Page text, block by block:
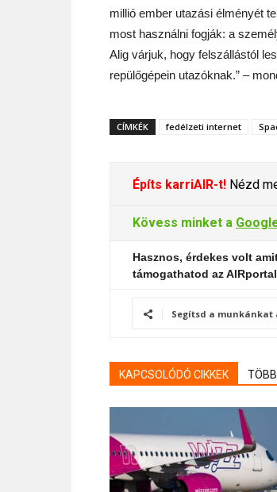
millió ember utazási élményét
most használni fogják: a
Alig várjuk, hogy felszállástól
repülőgépein utazóknak.” –
CÍMKÉK fedélzeti internet
Építs karriAIR-t! Nézd
Kövess minket a
Hasznos, érdekes volt
támogathatod az
Segítsd a munkánkat
KAPCSOLÓDÓ CIKKEK